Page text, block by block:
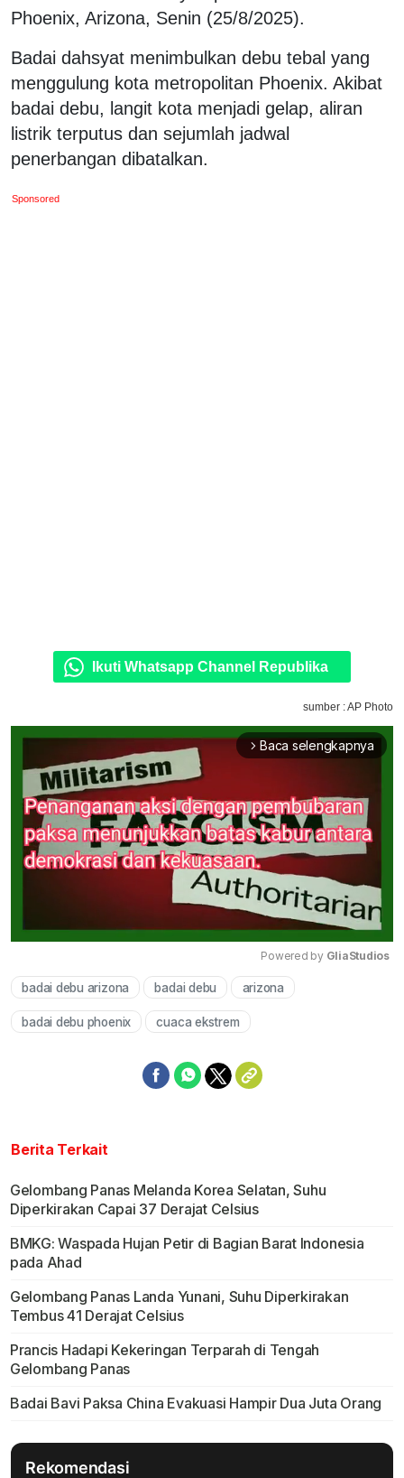
Phoenix, Arizona, Senin (25/8/2025).
Badai dahsyat menimbulkan debu tebal yang
menggulung kota metropolitan Phoenix. Akibat
badai debu, langit kota menjadi gelap, aliran
listrik terputus dan sejumlah jadwal
penerbangan dibatalkan.
Sponsored
Ikuti Whatsapp Channel Republika
sumber : AP Photo
arrow_forward_ios Baca selengkapnya
Powered by GliaStudios
badai debu arizona badai debu arizona
badai debu phoenix cuaca ekstrem
Berita Terkait
Gelombang Panas Melanda Korea Selatan, Suhu
Diperkirakan Capai 37 Derajat Celsius
BMKG: Waspada Hujan Petir di Bagian Barat Indonesia
pada Ahad
Gelombang Panas Landa Yunani, Suhu Diperkirakan
Tembus 41 Derajat Celsius
Prancis Hadapi Kekeringan Terparah di Tengah
Gelombang Panas
Badai Bavi Paksa China Evakuasi Hampir Dua Juta Orang
Rekomendasi